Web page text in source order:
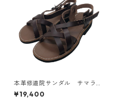
本革修道院サンダル サマラS
amara（茶）／フランス ベ
トレヘム修道会 聖母の被昇
¥19,400